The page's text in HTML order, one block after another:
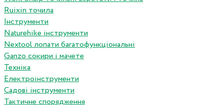
Ruixin точила
Інструменти
Naturehike інструменти
Nextool лопати багатофункціональні
Ganzo сокири і мачете
Техніка
Електроінструменти
Садові інструменти
Тактичне спорядження